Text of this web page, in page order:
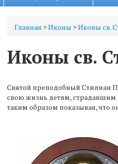
Главная >Иконы >Иконы св.
Иконы св.
Святой преподобный Стилиан
свою жизнь детям, страдавшим
таким образом показывая, что